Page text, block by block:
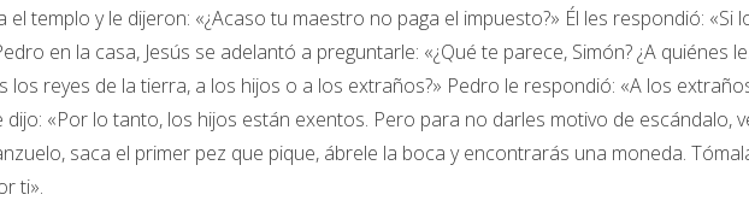
el templo y le dijeron: «¿Acaso tu maestro no paga el impuesto?» Él les respondió: «Si
en la casa, Jesús se adelantó a preguntarle: «¿Qué te parece, Simón? ¿A quiénes
los reyes de la tierra, a los hijos o a los extraños?» Pedro le respondió: «A los
dijo: «Por lo tanto, los hijos están exentos. Pero para no darles motivo de escándalo,
saca el primer pez que pique, ábrele la boca y encontrarás una moneda.
ti».